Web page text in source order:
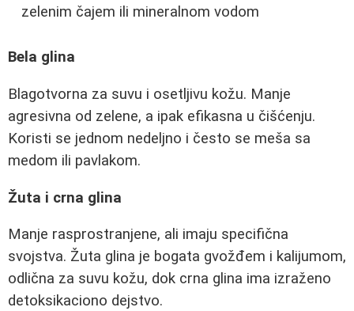
zelenim čajem ili mineralnom vodom
Bela glina
Blagotvorna za suvu i osetljivu kožu. Manje
agresivna od zelene, a ipak efikasna u čišćenju.
Koristi se jednom nedeljno i često se meša sa
medom ili pavlakom.
Žuta i crna glina
Manje rasprostranjene, ali imaju specifična
svojstva. Žuta glina je bogata gvožđem i kalijumom,
odlična za suvu kožu, dok crna glina ima izraženo
detoksikaciono dejstvo.